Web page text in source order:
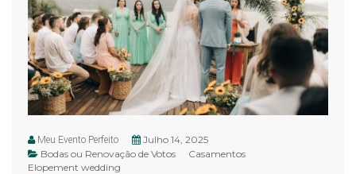
Meu Evento Perfeito
Julho 14, 2025
Bodas ou Renovação de Votos
Casamentos
Elopement wedding